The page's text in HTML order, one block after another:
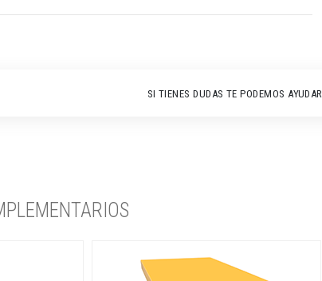
SI TIENES DUDAS TE PODEMOS AYUDAR